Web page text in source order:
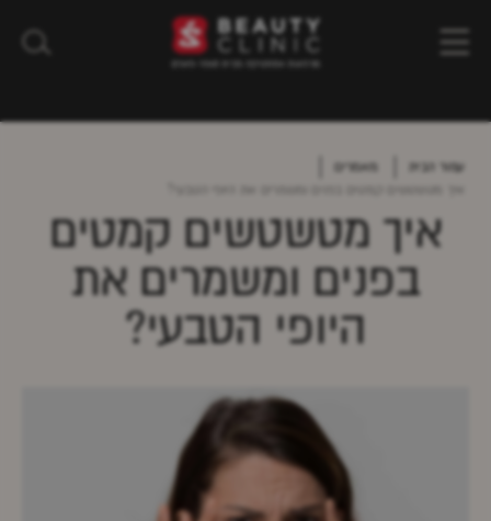
עמוד הבית
מאמרים
איך מטשטשים קמטים
בפנים ומשמרים את
היופי הטבעי?